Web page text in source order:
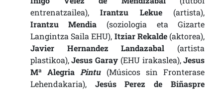
entrenatzailea),Irantzu Lekue(artista),
Irantzu Mendia (soziologia eta Gizarte
Langintza Saila EHU), Itziar Rekalde(aktorea),
Javier Hernandez Landazabal (artista
plastikoa),Jesus Garay (EHU irakaslea),Jesus
Mª Alegria Pintu(Músicos sin Fronterase
Lehendakaria),Jesús Perez de Biñaspre